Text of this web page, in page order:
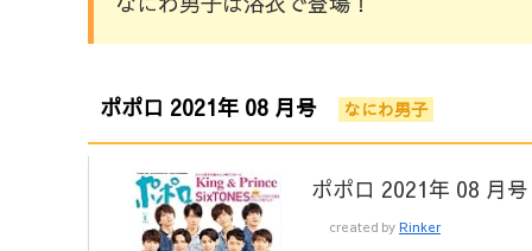
ポポロ 2021年 08 月号 なにわ男子
ポポロ 2021年 08 月号
created by Rinker